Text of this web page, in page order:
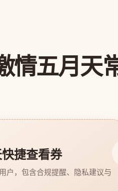
情五月天
捷查看券
户，包含合规提醒、隐私建议与